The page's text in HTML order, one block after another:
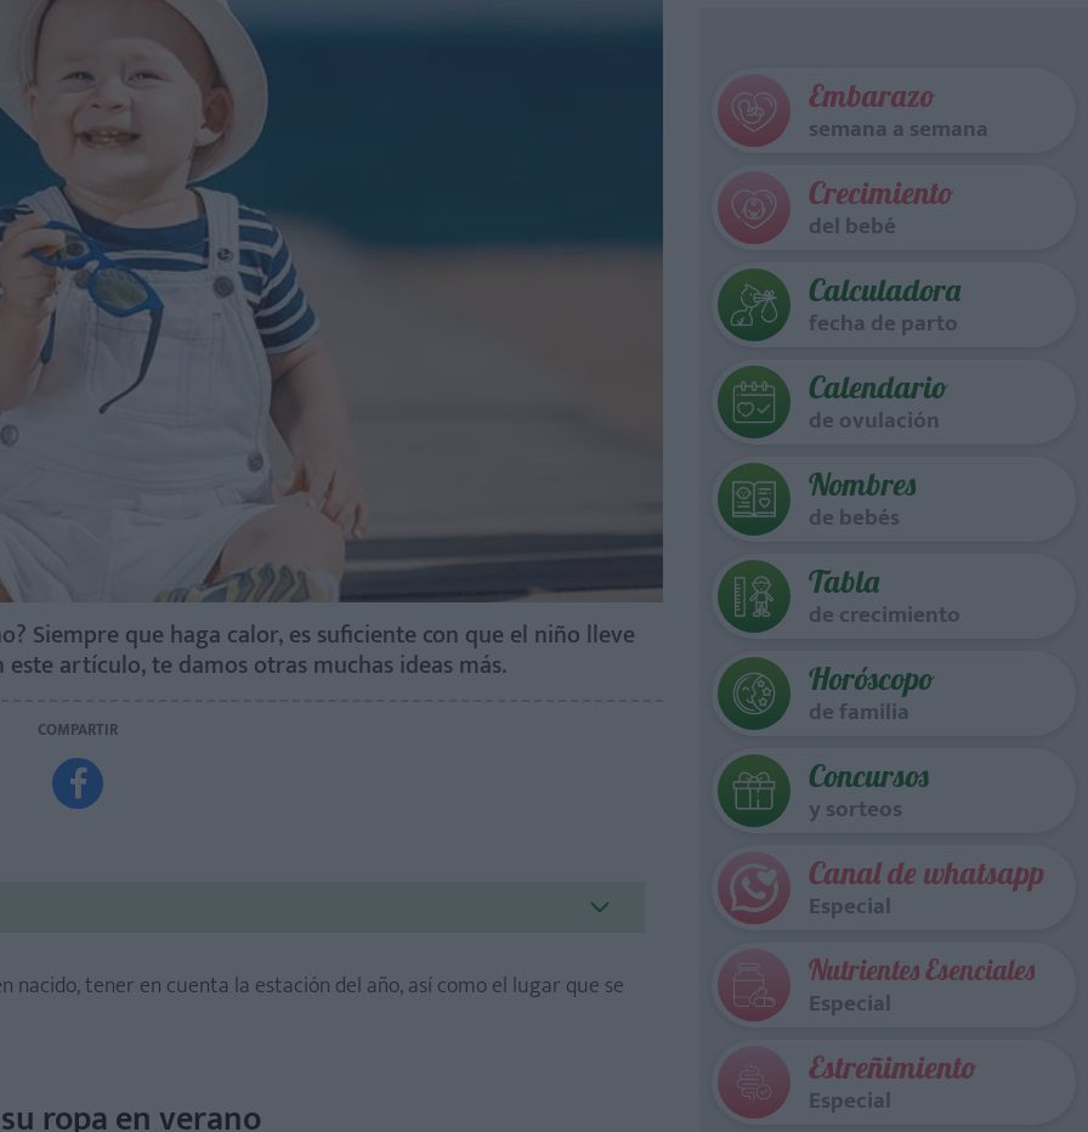
Siempre que haga calor, es suficiente con que el niño lleve
artículo, te damos otras muchas ideas más.
COMPARTIR

tener en cuenta la estación del año, así como el lugar que se
ropa en verano
Embarazo
semana a semana
Crecimiento
del bebé
Calculadora
fecha de parto
Calendario
de ovulación
Nombres
de bebés
Tabla
de crecimiento
Horóscopo
de familia
Concursos
y sorteos
Canal de whatsapp
Especial
Nutrientes Esenciales
Especial
Estreñimiento
Especial